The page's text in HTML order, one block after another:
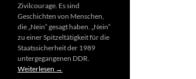
Zivilcourage. Es sind
Geschichten von Menschen,
die „Nein“ gesagt haben. „Nein“
zu einer Spitzeltätigkeit für die
Staatssicherheit der 1989
untergegangenen DDR.
Weiterlesen →